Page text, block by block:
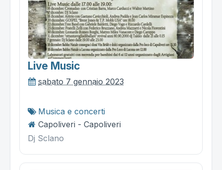
Live Music
sabato 7 gennaio 2023
Musica e concerti
Capoliveri - Capoliveri
Dj Sclano